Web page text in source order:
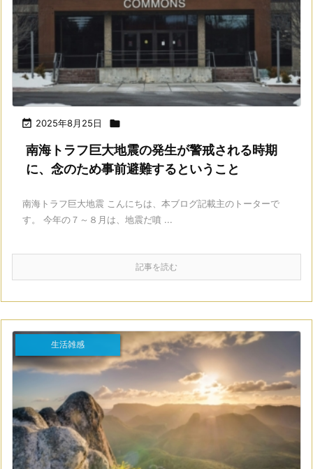
 2025年8月25日 
南海トラフ巨大地震の発生が警戒される時期
に、念のため事前避難するということ
南海トラフ巨大地震 こんにちは、本ブログ記載主のトーターで
す。 今年の７～８月は、地震だ噴 ...
記事を読む
生活雑感